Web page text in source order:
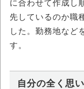
に合わせて作成し
先しているのか職
した。勤務地など
す。
自分の全く思